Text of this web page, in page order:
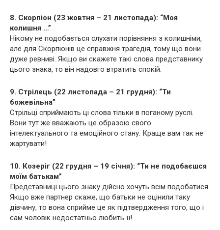
8. Скорпіон (23 жовтня – 21 листопада): “Моя
колишня …”
Нікому не подобається слухати порівняння з колишніми,
але для Скорпіонів це справжня трaгедія, тому що вони
дуже ревниві. Якщо ви скажете такі слова представнику
цього знака, то він надовго втратить спокій.
9. Стрілець (22 листопада – 21 грудня): “Ти
божевільна”
Стрільці сприймають ці слова тільки в поганому руслі.
Вони тут же вважають це образою свого
інтелектуального та емоційного стану. Краще вам так не
жартувати!
10. Козеріг (22 грудня – 19 січня): “Ти не подобаєшся
моїм батькам”
Представниці цього знаку дійсно хочуть всім подобатися.
Якщо вже партнер скаже, що батьки не оцінили таку
дівчину, то вона сприйме це як підтвердження того, що і
сам чоловік недостатньо любить її!